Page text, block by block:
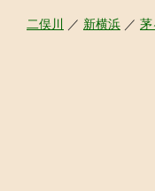
二俣川 ／ 新横浜 ／ 茅